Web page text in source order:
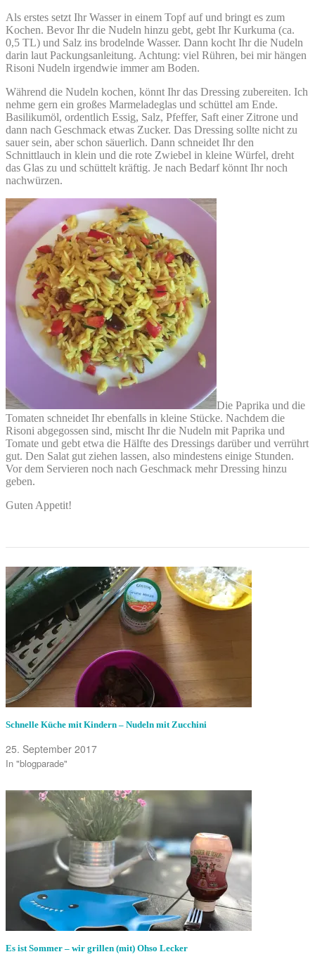
Als erstes setzt Ihr Wasser in einem Topf auf und bringt es zum
Kochen. Bevor Ihr die Nudeln hinzu gebt, gebt Ihr Kurkuma (ca.
0,5 TL) und Salz ins brodelnde Wasser. Dann kocht Ihr die Nudeln
darin laut Packungsanleitung. Achtung: viel Rühren, bei mir hängen
Risoni Nudeln irgendwie immer am Boden.
Während die Nudeln kochen, könnt Ihr das Dressing zubereiten. Ich
nehme gern ein großes Marmeladeglas und schüttel am Ende.
Basilikumöl, ordentlich Essig, Salz, Pfeffer, Saft einer Zitrone und
dann nach Geschmack etwas Zucker. Das Dressing sollte nicht zu
sauer sein, aber schon säuerlich. Dann schneidet Ihr den
Schnittlauch in klein und die rote Zwiebel in kleine Würfel, dreht
das Glas zu und schüttelt kräftig. Je nach Bedarf könnt Ihr noch
nachwürzen.
Die Paprika und die
Tomaten schneidet Ihr ebenfalls in kleine Stücke. Nachdem die
Risoni abgegossen sind, mischt Ihr die Nudeln mit Paprika und
Tomate und gebt etwa die Hälfte des Dressings darüber und verrührt
gut. Den Salat gut ziehen lassen, also mindestens einige Stunden.
Vor dem Servieren noch nach Geschmack mehr Dressing hinzu
geben.
Guten Appetit!
Schnelle Küche mit Kindern – Nudeln mit Zucchini
25. September 2017
In "blogparade"
Es ist Sommer – wir grillen (mit) Ohso Lecker